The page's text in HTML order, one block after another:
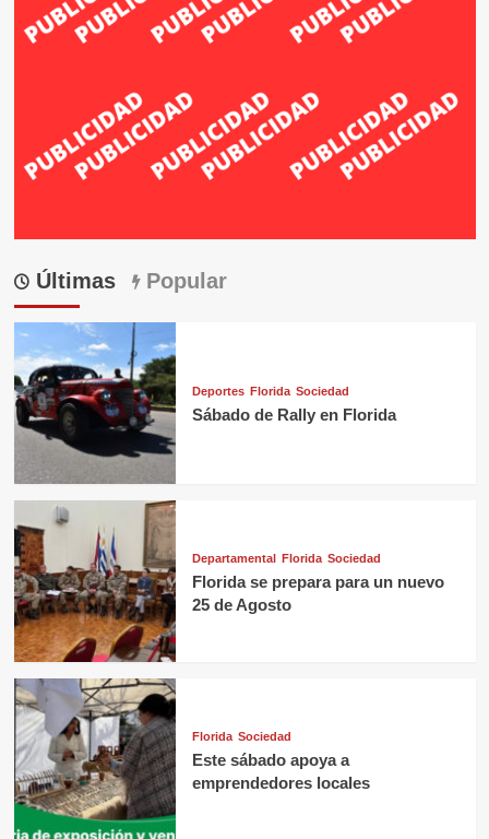
Últimas Popular
Deportes Florida Sociedad
Sábado de Rally en Florida
Departamental Florida Sociedad
Florida se prepara para un nuevo
25 de Agosto
Florida Sociedad
Este sábado apoya a
emprendedores locales